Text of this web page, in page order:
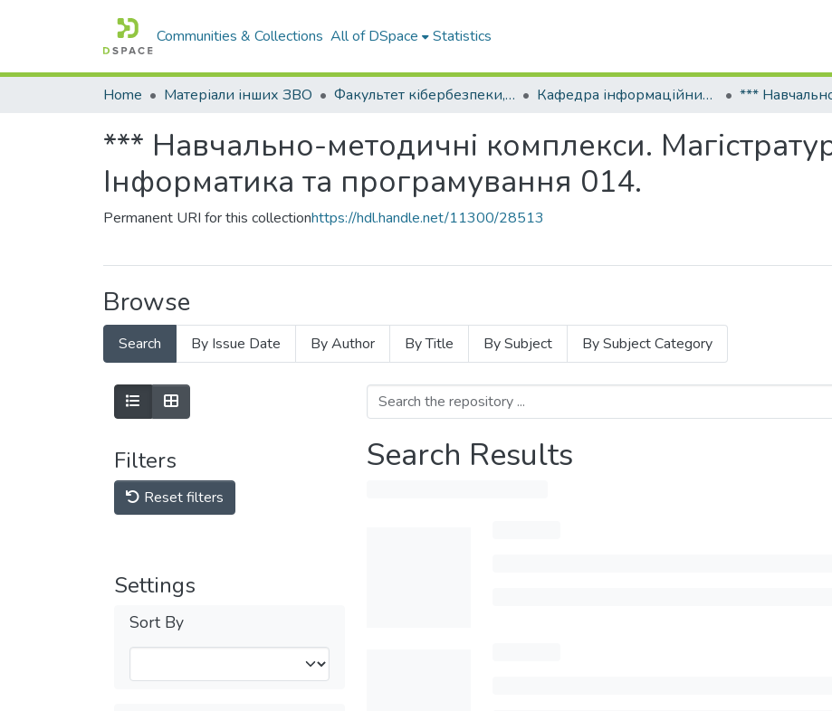
Communities & Collections All of DSpace Statistics
Home Матеріали інших ЗВО Факультет кібербезпеки, програмної інженерії та комп’ютерних наук Міжнародного університету Кафедра інформаційних технологій
*** Навчально-методичні комплекси.
Інформатика та програмування 014.
Permanent URI for this collectionhttps://hdl.handle.net/11300/28513
Browse
Search By Issue Date By Author By Title By Subject By Subject Category
Filters
Reset filters
Settings
Sort By
Search Results